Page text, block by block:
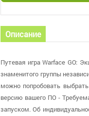
Описание
Путевая игра Warface GO:
знаменитого группы
можно попробовать
версию вашего ПО -
запуском. Об